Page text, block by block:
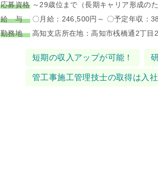
応募資格～29歳位まで（長期キャリア形成のた
給 与〇月給：246,500円～ 〇予定年収：
勤務地高知支店所在地：高知市桟橋通2
短期の収入アップが可能！
管工事施工管理技士の取得は入社